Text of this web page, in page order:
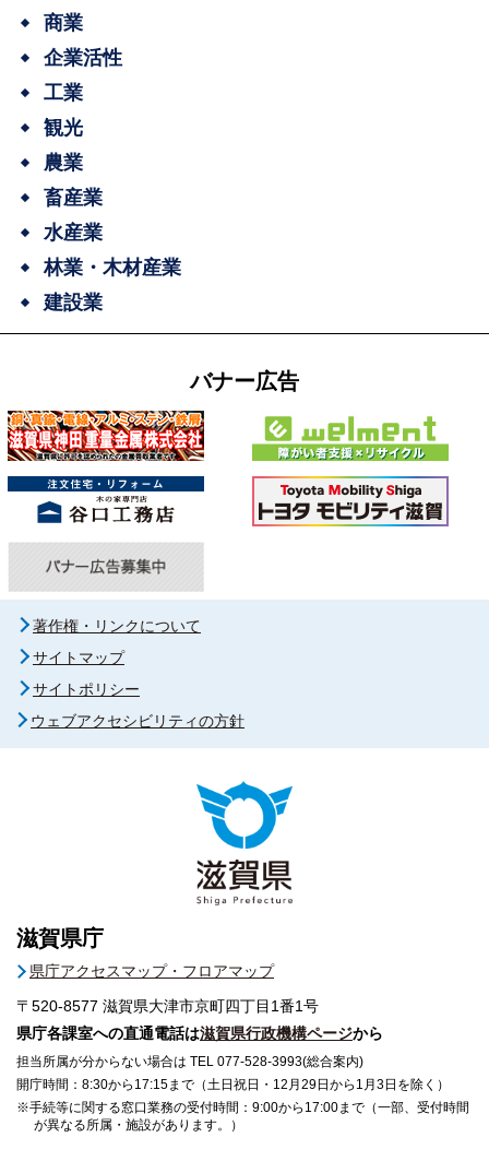
商業
企業活性
工業
観光
農業
畜産業
水産業
林業・木材産業
建設業
バナー広告
著作権・リンクについて
サイトマップ
サイトポリシー
ウェブアクセシビリティの方針
滋賀県庁
県庁アクセスマップ・フロアマップ
〒520-8577 滋賀県大津市京町四丁目1番1号
県庁各課室への直通電話は滋賀県行政機構ページから
担当所属が分からない場合は TEL 077-528-3993(総合案内)
開庁時間：8:30から17:15まで（土日祝日・12月29日から1月3日を除く）
※手続等に関する窓口業務の受付時間：9:00から17:00まで（一部、受付時間
が異なる所属・施設があります。）